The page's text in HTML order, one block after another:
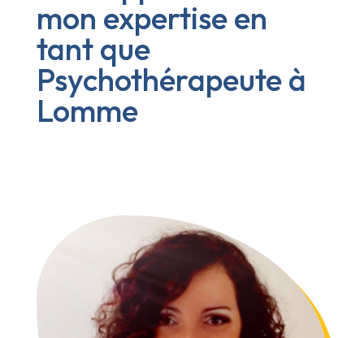
mon expertise en
tant que
Psychothérapeute à
Lomme